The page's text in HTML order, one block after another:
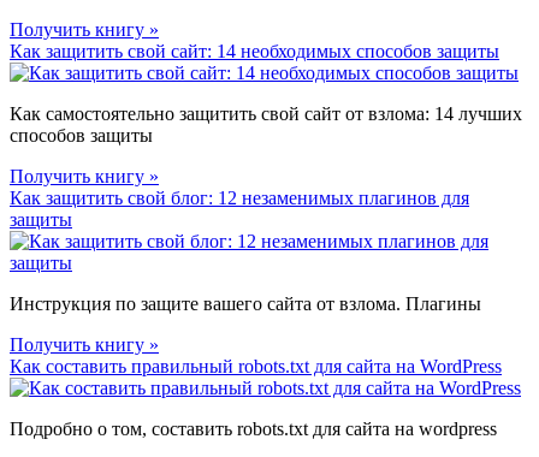
Получить книгу »
Как защитить свой сайт: 14 необходимых способов защиты
Как самостоятельно защитить свой сайт от взлома: 14 лучших
способов защиты
Получить книгу »
Как защитить свой блог: 12 незаменимых плагинов для
защиты
Инструкция по защите вашего сайта от взлома. Плагины
Получить книгу »
Как составить правильный robots.txt для сайта на WordPress
Подробно о том, составить robots.txt для сайта на wordpress